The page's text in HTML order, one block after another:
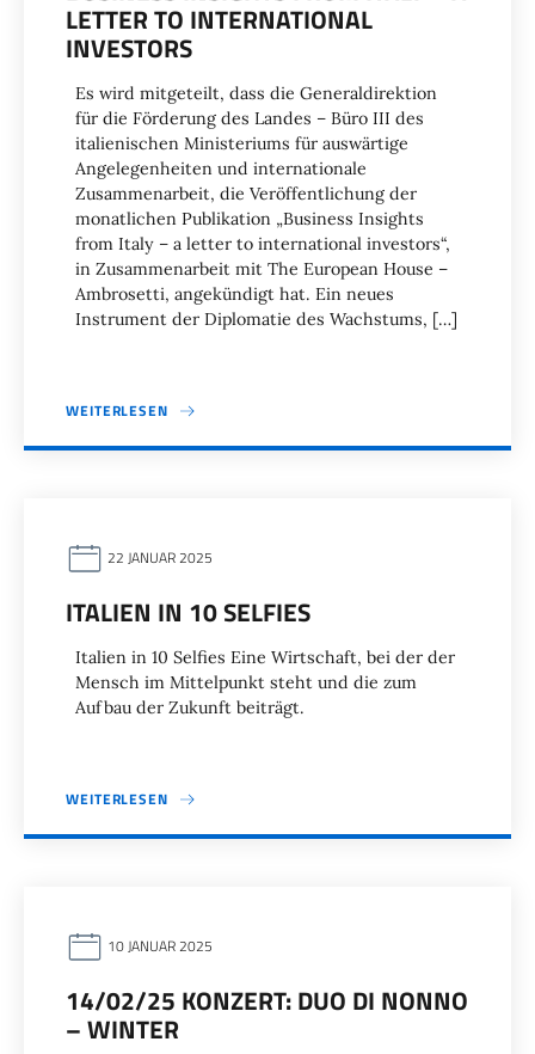
LETTER TO INTERNATIONAL
INVESTORS
Es wird mitgeteilt, dass die Generaldirektion
für die Förderung des Landes – Büro III des
italienischen Ministeriums für auswärtige
Angelegenheiten und internationale
Zusammenarbeit, die Veröffentlichung der
monatlichen Publikation „Business Insights
from Italy – a letter to international investors“,
in Zusammenarbeit mit The European House –
Ambrosetti, angekündigt hat. Ein neues
Instrument der Diplomatie des Wachstums, […]
WEITERLESEN
22 JANUAR 2025
ITALIEN IN 10 SELFIES
Italien in 10 Selfies Eine Wirtschaft, bei der der
Mensch im Mittelpunkt steht und die zum
Aufbau der Zukunft beiträgt.
WEITERLESEN
10 JANUAR 2025
14/02/25 KONZERT: DUO DI NONNO
– WINTER